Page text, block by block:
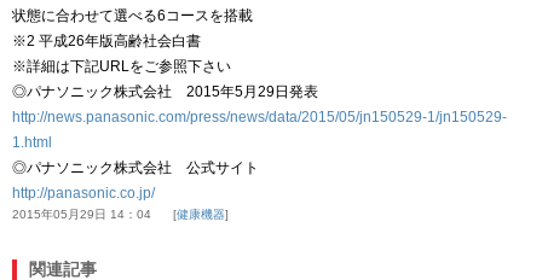
状態に合わせて選べる6コースを搭載
※2 平成26年版高齢社会白書
※詳細は下記URLをご参照下さい
◎パナソニック株式会社 2015年5月29日発表
http://news.panasonic.com/press/news/data/2015/05/jn150529-1/jn150529-
1.html
◎パナソニック株式会社 公式サイト
http://panasonic.co.jp/
2015年05月29日 14：04 健康機器
関連記事